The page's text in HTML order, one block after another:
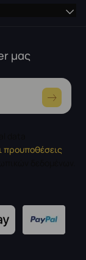
μας
προυποθέσεις